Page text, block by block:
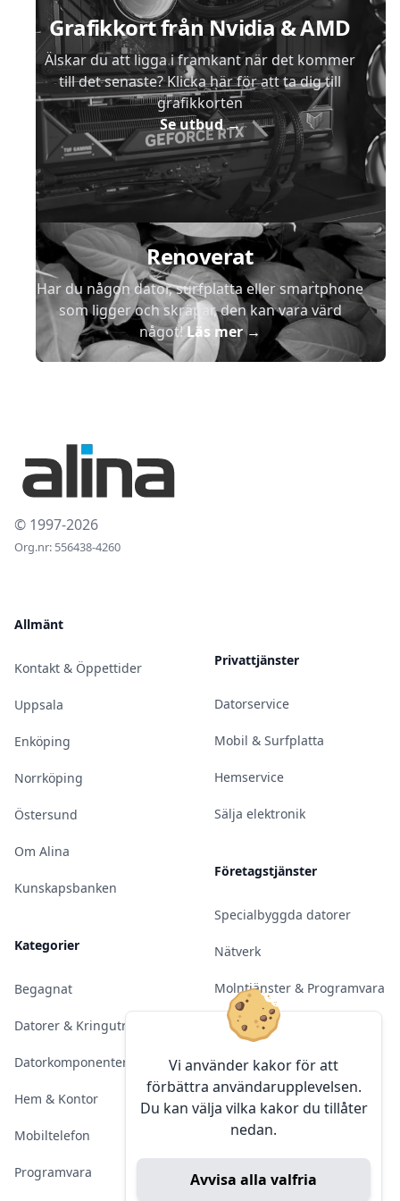
Vi använder kakor för att
förbättra användarupplevelsen.
Du kan välja vilka kakor du tillåter
nedan.
Avvisa alla valfria
Grafikkort från Nvidia & AMD
Älskar du att ligga i framkant när det kommer
till det senaste? Klicka här för att ta dig till
grafikkorten
Se utbud→
Renoverat
Har du någon dator, surfplatta eller smartphone
som ligger och skräpar, den kan vara värd
något!Läs mer→
© 1997-2026
Org.nr: 556438-4260
Allmänt
Kontakt & Öppettider
Uppsala
Enköping
Norrköping
Östersund
Om Alina
Kunskapsbanken
Kategorier
Begagnat
Datorer & Kringutrustning
Datorkomponenter
Hem & Kontor
Mobiltelefon
Programvara
Privattjänster
Datorservice
Mobil & Surfplatta
Hemservice
Sälja elektronik
Företagstjänster
Specialbyggda datorer
Nätverk
Molntjänster & Programvara
Server & Backup
Kameraövervakning
Konferens & Public Display
Sälja elektronik